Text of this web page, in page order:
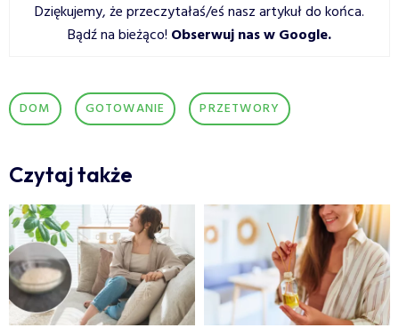
Dziękujemy, że przeczytałaś/eś nasz artykuł do końca.
Bądź na bieżąco! Obserwuj nas w Google.
DOM GOTOWANIE PRZETWORY
Czytaj także